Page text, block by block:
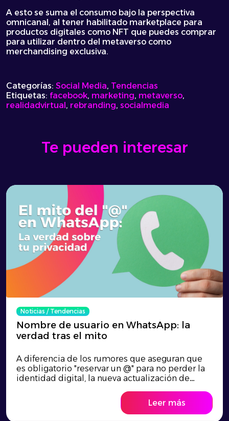
A esto se suma el consumo bajo la perspectiva
omnicanal, al tener habilitado marketplace para
productos digitales como NFT que puedes comprar
para utilizar dentro del metaverso como
merchandising exclusiva.
Categorías: Social Media, Tendencias
Etiquetas: facebook, marketing, metaverso,
realidadvirtual, rebranding, socialmedia
Te pueden interesar
Noticias/Tendencias
Nombre de usuario en WhatsApp: la
verdad tras el mito
A diferencia de los rumores que aseguran que
es obligatorio "reservar un @" para no perder la
identidad digital, la nueva actualización de
permitir iniciar conversaciones sin revelar el
número de teléfono a desconocidos. Esta
función introduce identificadores únicos junto a
Leer más